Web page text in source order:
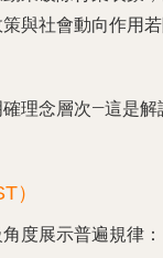
與社會動向作用
理念層次—這是解
）
度展示普遍規律：